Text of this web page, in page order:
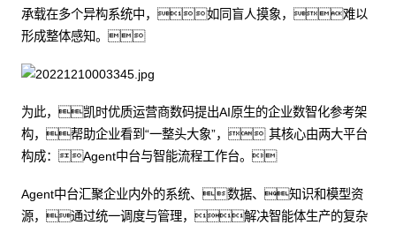
承载在多个异构系统中，如同盲人摸象，难以
形成整体感知。
为此，凯时优质运营商数码提出AI原生的企业数智化参考架
构，帮助企业看到“一整头大象”， 其核心由两大平台
构成：Agent中台与智能流程工作台。
Agent中台汇聚企业内外的系统、数据、知识和模型资
源，通过统一调度与管理，解决智能体生产的复杂